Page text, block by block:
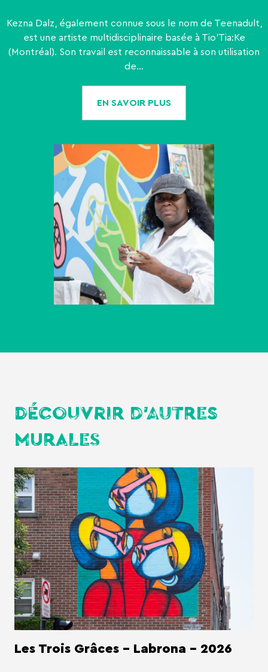
Kezna Dalz, également connue sous le nom de Teenadult,
est une artiste multidisciplinaire basée à Tio'Tia:Ke
(Montréal). Son travail est reconnaissable à son utilisation
de...
EN SAVOIR PLUS
DÉCOUVRIR D'AUTRES
MURALES
Les Trois Grâces - Labrona - 2026